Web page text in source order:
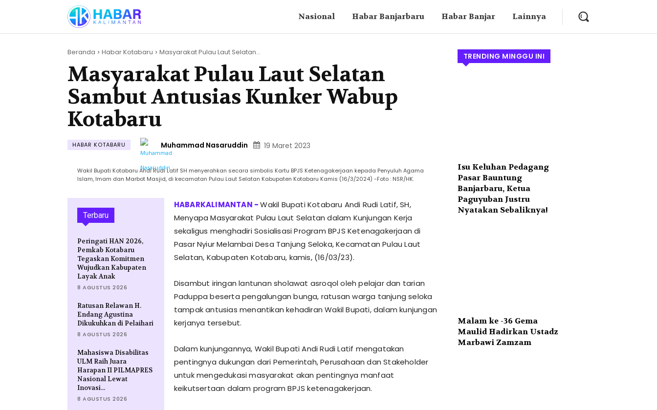
Nasional Habar Banjarbaru Habar Banjar Lainnya
Beranda Habar Kotabaru Masyarakat Pulau Laut Selatan...
Masyarakat Pulau Laut Selatan
Sambut Antusias Kunker Wabup
Kotabaru
HABAR KOTABARU Muhammad Nasaruddin 19 Maret 2023
Wakil Bupati Kotabaru Andi Rudi Latif SH menyerahkan secara simbolis Kartu BPJS Ketenagakerjaan kepada Penyuluh Agama
Islam, Imam dan Marbot Masjid, di kecamatan Pulau Laut Selatan Kabupaten Kotabaru Kamis (16/3/2024) -Foto : NSR/HK.
Terbaru
Peringati HAN 2026,
Pemkab Kotabaru
Tegaskan Komitmen
Wujudkan Kabupaten
Layak Anak
8 AGUSTUS 2026
Ratusan Relawan H.
Endang Agustina
Dikukuhkan di Pelaihari
8 AGUSTUS 2026
Mahasiswa Disabilitas
ULM Raih Juara
Harapan II PILMAPRES
Nasional Lewat
Inovasi...
8 AGUSTUS 2026
Wakil Bupati Kotabaru Andi Rudi Latif, SH,
Menyapa Masyarakat Pulau Laut Selatan dalam Kunjungan Kerja
sekaligus menghadiri Sosialisasi Program BPJS Ketenagakerjaan di
Pasar Nyiur Melambai Desa Tanjung Seloka, Kecamatan Pulau Laut
Selatan, Kabupaten Kotabaru, kamis, (16/03/23).
Disambut iringan lantunan sholawat asroqol oleh pelajar dan tarian
Paduppa beserta pengalungan bunga, ratusan warga tanjung seloka
tampak antusias menantikan kehadiran Wakil Bupati, dalam kunjungan
kerjanya tersebut.
Dalam kunjungannya, Wakil Bupati Andi Rudi Latif mengatakan
pentingnya dukungan dari Pemerintah, Perusahaan dan Stakeholder
untuk mengedukasi masyarakat akan pentingnya manfaat
keikutsertaan dalam program BPJS ketenagakerjaan.
TRENDING MINGGU INI
Isu Keluhan Pedagang
Pasar Bauntung
Banjarbaru, Ketua
Paguyuban Justru
Nyatakan Sebaliknya!
Malam ke -36 Gema
Maulid Hadirkan Ustadz
Marbawi Zamzam